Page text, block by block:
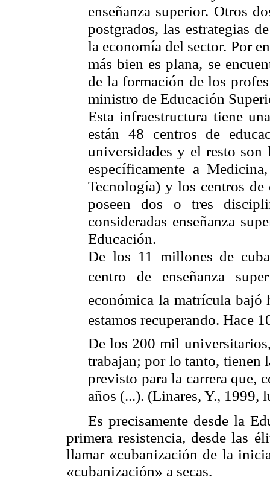
enseñanza superior. Otros
postgrados, las estrategias
la economía del sector. Por
más bien es plana, se
de la formación de los
ministro de Educación
Esta infraestructura tiene
están 48 centros de
universidades y el resto son
específicamente a
Tecnología) y los centros
poseen dos o tres
consideradas enseñanza
Educación.
De los 11 millones de
centro de enseñanza
económica la matrícula bajó
estamos recuperando. Hace
De los 200 mil
trabajan; por lo tanto, tienen
previsto para la carrera que,
años (...). (Linares, Y., 1999,
Es precisamente desde la
primera resistencia, desde las
llamar «cubanización de la
«cubanización» a secas.